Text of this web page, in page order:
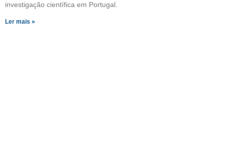
investigação científica em Portugal.
Ler mais »